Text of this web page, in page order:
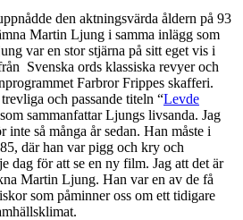
den aktningsvärda åldern på 93
Martin Ljung i samma inlägg som
var en stor stjärna på sitt eget vis i
Svenska ords klassiska revyer och
Farbror Frippes skafferi.
och passande titeln “Levde
sammanfattar Ljungs livsanda. Jag
så många år sedan. Han måste i
där han var pigg och kry och
dag för att se en ny film. Jag att det är
Martin Ljung. Han var en av de få
som påminner oss om ett tidigare